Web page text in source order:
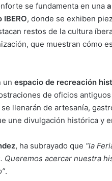
se fundamenta en una
IBERO, donde se exhiben
restos de la cultura
que muestran cómo
un espacio de recreación
de oficios
llenarán de artesanía,
une divulgación histórica y
, ha subrayado que “la
Queremos acercar nuestra
.